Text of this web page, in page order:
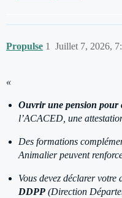
Propulse Juillet 7, 2026,
1
«
Ouvrir une pension pour
l’ACACED, une
Des formations
Animalier peuvent
Vous devez déclarer
DDPP (Direction